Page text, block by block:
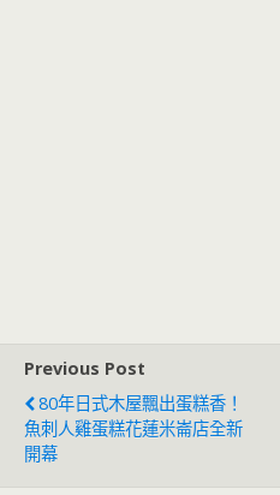
Previous Post
80年日式木屋飄出蛋糕香！
魚刺人雞蛋糕花蓮米崙店全新
開幕